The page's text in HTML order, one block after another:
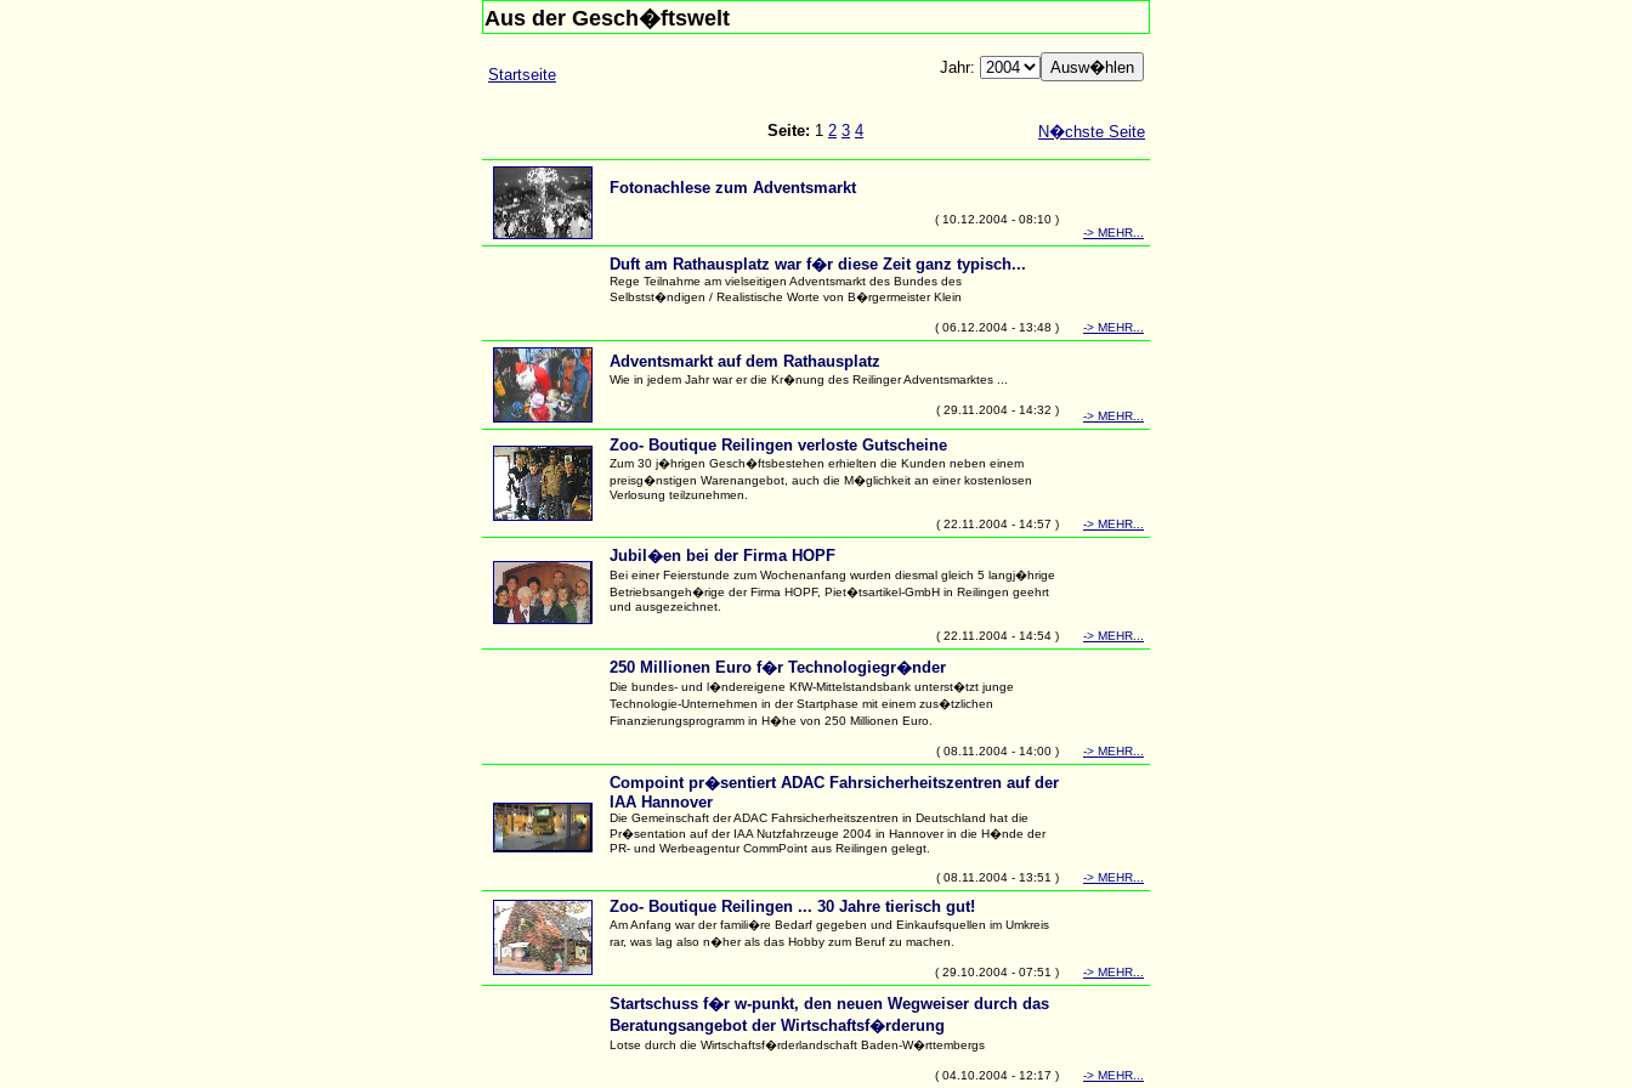
Aus der Gesch�ftswelt
Startseite Jahr:
Seite: 1 2 3 4 N�chste Seite
Fotonachlese zum Adventsmarkt
( 10.12.2004 - 08:10 )
-> MEHR...
Duft am Rathausplatz war f�r diese Zeit ganz typisch...
Rege Teilnahme am vielseitigen Adventsmarkt des Bundes des
Selbstst�ndigen / Realistische Worte von B�rgermeister Klein
( 06.12.2004 - 13:48 ) -> MEHR...
Adventsmarkt auf dem Rathausplatz
Wie in jedem Jahr war er die Kr�nung des Reilinger Adventsmarktes ...
( 29.11.2004 - 14:32 ) -> MEHR...
Zoo- Boutique Reilingen verloste Gutscheine
Zum 30 j�hrigen Gesch�ftsbestehen erhielten die Kunden neben einem
preisg�nstigen Warenangebot, auch die M�glichkeit an einer kostenlosen
Verlosung teilzunehmen.
( 22.11.2004 - 14:57 ) -> MEHR...
Jubil�en bei der Firma HOPF
Bei einer Feierstunde zum Wochenanfang wurden diesmal gleich 5 langj�hrige
Betriebsangeh�rige der Firma HOPF, Piet�tsartikel-GmbH in Reilingen geehrt
und ausgezeichnet.
( 22.11.2004 - 14:54 ) -> MEHR...
250 Millionen Euro f�r Technologiegr�nder
Die bundes- und l�ndereigene KfW-Mittelstandsbank unterst�tzt junge
Technologie-Unternehmen in der Startphase mit einem zus�tzlichen
Finanzierungsprogramm in H�he von 250 Millionen Euro.
( 08.11.2004 - 14:00 ) -> MEHR...
Compoint pr�sentiert ADAC Fahrsicherheitszentren auf der
IAA Hannover
Die Gemeinschaft der ADAC Fahrsicherheitszentren in Deutschland hat die
Pr�sentation auf der IAA Nutzfahrzeuge 2004 in Hannover in die H�nde der
PR- und Werbeagentur CommPoint aus Reilingen gelegt.
( 08.11.2004 - 13:51 ) -> MEHR...
Zoo- Boutique Reilingen ... 30 Jahre tierisch gut!
Am Anfang war der famili�re Bedarf gegeben und Einkaufsquellen im Umkreis
rar, was lag also n�her als das Hobby zum Beruf zu machen.
( 29.10.2004 - 07:51 ) -> MEHR...
Startschuss f�r w-punkt, den neuen Wegweiser durch das
Beratungsangebot der Wirtschaftsf�rderung
Lotse durch die Wirtschaftsf�rderlandschaft Baden-W�rttembergs
( 04.10.2004 - 12:17 ) -> MEHR...